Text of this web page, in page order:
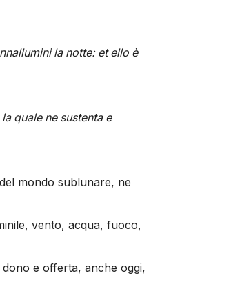
la notte: et ello è
quale ne sustenta e
mondo sublunare, ne
vento, acqua, fuoco,
dono e offerta, anche oggi,